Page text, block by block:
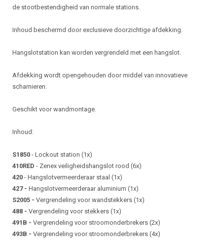
de stootbestendigheid van normale stations.
Inhoud beschermd door exclusieve doorzichtige afdekking.
Hangslotstation kan worden vergrendeld met een hangslot.
Afdekking wordt opengehouden door middel van innovatieve
scharnieren.
Geschikt voor wandmontage.
Inhoud:
S1850 - Lockout station (1x)
410RED - Zenex veiligheidshangslot rood (6x)
420 - Hangslotvermeerderaar staal (1x)
427 - Hangslotvermeerderaar aluminium (1x)
S2005 - Vergrendeling voor wandstekkers (1x)
488 - Vergrendeling voor stekkers (1x)
491B - Vergrendeling voor stroomonderbrekers (2x)
493B - Vergrendeling voor stroomonderbrekers (4x)